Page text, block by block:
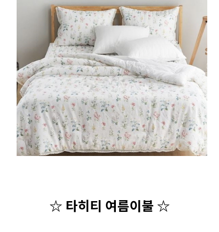
☆ 타히티 여름이불 ☆